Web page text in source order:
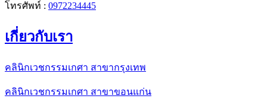
โทรศัพท์ : 0972234445
เกี่ยวกับเรา
คลินิกเวชกรรมเกศา สาขากรุงเทพ
คลินิกเวชกรรมเกศา สาขาขอนแก่น